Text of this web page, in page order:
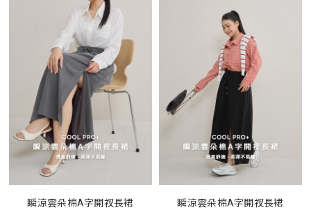
瞬涼雲朵棉A字開衩長裙
瞬涼雲朵棉A字開衩長裙